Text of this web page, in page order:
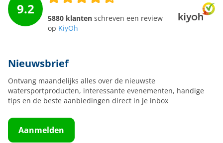
9.2
5880 klanten schreven een review
op KiyOh
Nieuwsbrief
Ontvang maandelijks alles over de nieuwste
watersportproducten, interessante evenementen, handige
tips en de beste aanbiedingen direct in je inbox
Aanmelden